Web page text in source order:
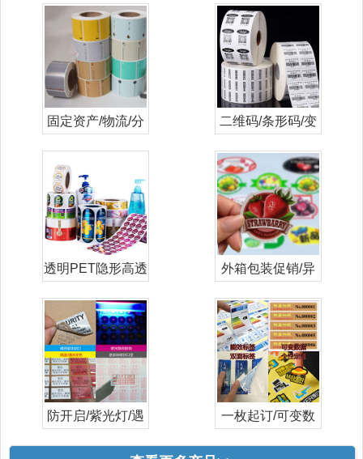
固定资产/物流/分
二维码/条形码/变
透明PET隐形高透
外箱包装促销/异
防开启/紫光灯/遇
一枚起订/可变数